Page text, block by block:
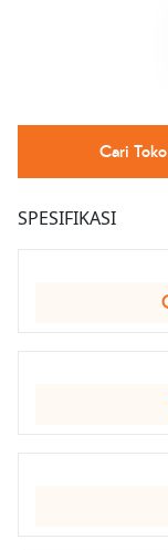
Cari Toko
SPESIFIKASI